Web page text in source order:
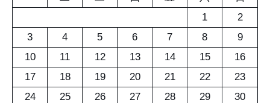
1
2
3
4 5 6 7 8
9
10
11 12 13 14 15
16
17
18 19 20 21 22
23
24
25 26 27 28 29
30